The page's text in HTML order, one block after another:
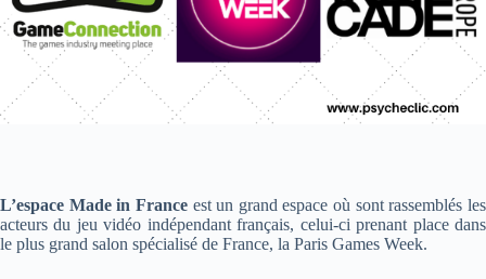
L’espace Made in Franceest un grand espace où sont rassemblés les
acteurs du jeu vidéo indépendant français, celui-ci prenant place dans
le plus grand salon spécialisé de France, la Paris Games Week.